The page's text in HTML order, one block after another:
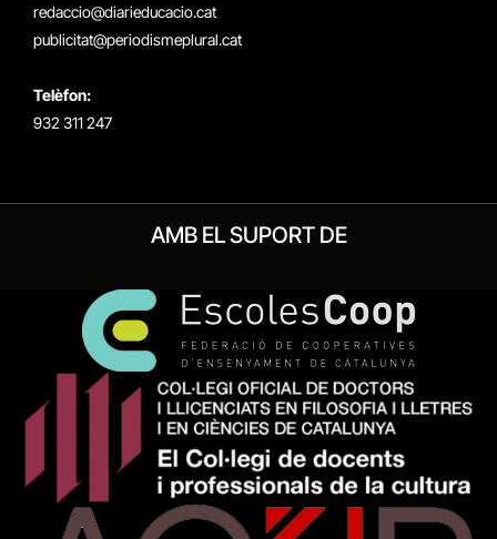
redaccio@diarieducacio.cat
publicitat@periodismeplural.cat
Telèfon:
932 311 247
AMB EL SUPORT DE